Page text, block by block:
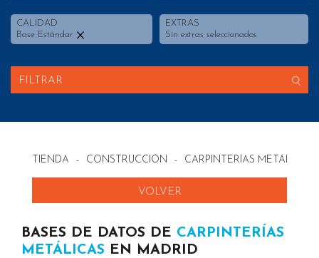
CALIDAD
Base Estándar
EXTRAS
Sin extras seleccionados
FILTRAR
TIENDA - CONSTRUCCIÓN - CARPINTERÍAS METÁLICAS
VOLVER
BASES DE DATOS DE CARPINTERÍAS
METÁLICAS EN MADRID